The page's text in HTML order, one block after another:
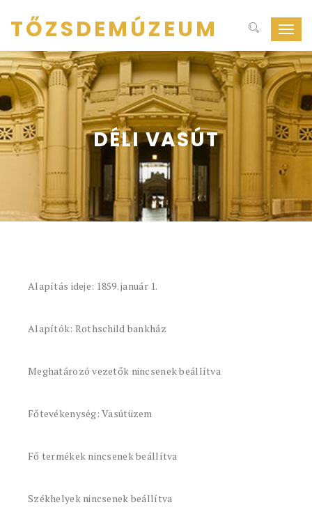
ki-
be
TŐZSDEMÚZEUM
DÉLI VASÚT
Alapítás ideje: 1859. január 1.
Alapítók: Rothschild bankház
Meghatározó vezetők nincsenek beállítva
Főtevékenység: Vasútüzem
Fő termékek nincsenek beállítva
Székhelyek nincsenek beállítva